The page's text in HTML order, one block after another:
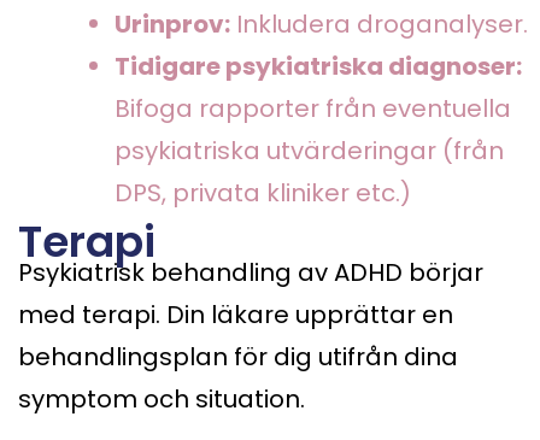
Urinprov: Inkludera droganalyser.
Tidigare psykiatriska diagnoser:
Bifoga rapporter från eventuella
psykiatriska utvärderingar (från
DPS, privata kliniker etc.)
Terapi
Psykiatrisk behandling av ADHD börjar
med terapi. Din läkare upprättar en
behandlingsplan för dig utifrån dina
symptom och situation.